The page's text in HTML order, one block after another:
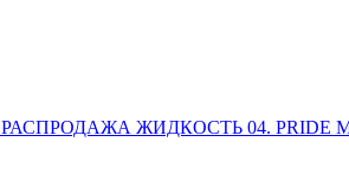
РАСПРОДАЖА ЖИДКОСТЬ 04. PRIDE